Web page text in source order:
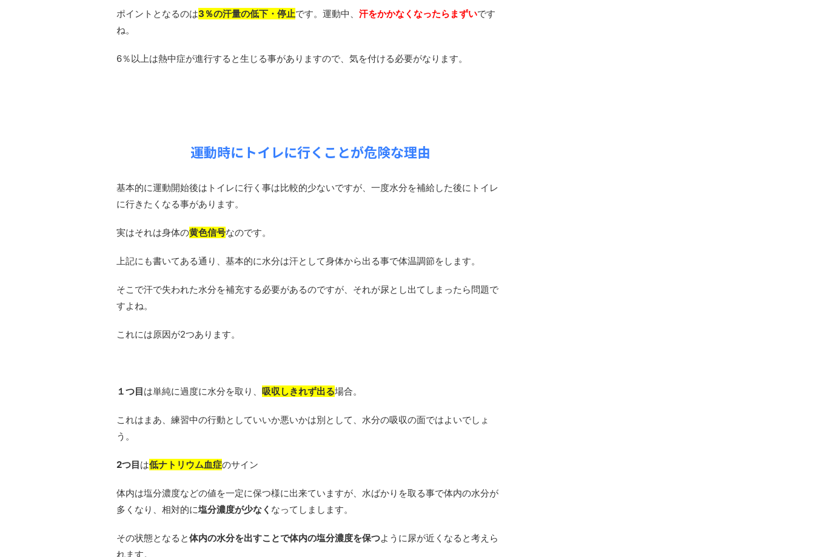
ポイントとなるのは3％の汗量の低下・停止です。運動中、 汗をかかなくなったらまずいです
ね。
6％以上は熱中症が進行すると生じる事がありますので、気を付ける必要がなります。
運動時にトイレに行くことが危険な理由
基本的に運動開始後はトイレに行く事は比較的少ないですが、一度水分を補給した後にトイレ
に行きたくなる事があります。
実はそれは身体の黄色信号なのです。
上記にも書いてある通り、基本的に水分は汗として身体から出る事で体温調節をします。
そこで汗で失われた水分を補充する必要があるのですが、それが尿とし出てしまったら問題で
すよね。
これには原因が2つあります。
１つ目は単純に過度に水分を取り、 吸収しきれず出る場合。
これはまあ、練習中の行動としていいか悪いかは別として、水分の吸収の面ではよいでしょ
う。
2つ目は低ナトリウム血症のサイン
体内は塩分濃度などの値を一定に保つ様に出来ていますが、水ばかりを取る事で体内の水分が
多くなり、相対的に塩分濃度が少なく なってしまします。
その状態となると体内の水分を出すことで体内の塩分濃度を保つように尿が近くなると考えら
れます。